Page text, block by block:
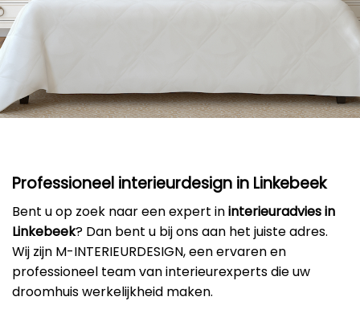
Professioneel interieurdesign in Linkebeek
Bent u op zoek naar een expert ininterieuradvies in
Linkebeek? Dan bent u bij ons aan het juiste adres.
Wij zijn M-INTERIEURDESIGN, een ervaren en
professioneel team van interieurexperts die uw
droomhuis werkelijkheid maken.